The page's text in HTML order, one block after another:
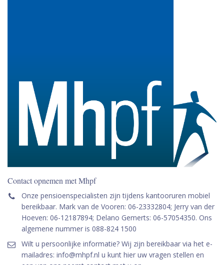
Contact opnemen met Mhpf
Onze pensioenspecialisten zijn tijdens kantooruren mobiel
bereikbaar. Mark van de Vooren: 06-23332804; Jerry van der
Hoeven: 06-12187894; Delano Gemerts: 06-57054350. Ons
algemene nummer is 088-824 1500
Wilt u persoonlijke informatie? Wij zijn bereikbaar via het e-
mailadres: info@mhpf.nl u kunt hier uw vragen stellen en